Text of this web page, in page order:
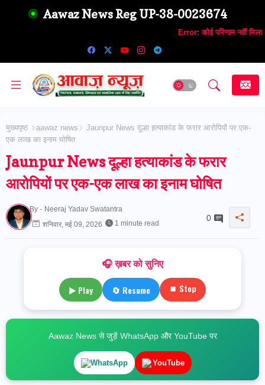
Aawaz News Reg UP-38-0023674
Error: कोई परिणाम नहीं मिला
मुख्यपृष्ठ aawaz news
Jaunpur News दूल्हा हत्याकांड के फरार आरोपियों पर एक-
एक लाख का इनाम घोषित
Jaunpur News दूल्हा हत्याकांड के फरार
आरोपियों पर एक-एक लाख का इनाम घोषित
By - Neeraj Yadav Swatantra
शनिवार, मई 09, 2026
1 minute read
0
🎧 ख़बर को सुनिए
▶ Play 🔄 Resume ⏹ Stop
Aawaz News से जुड़ें WhatsApp और YouTube पर
WhatsApp YouTube